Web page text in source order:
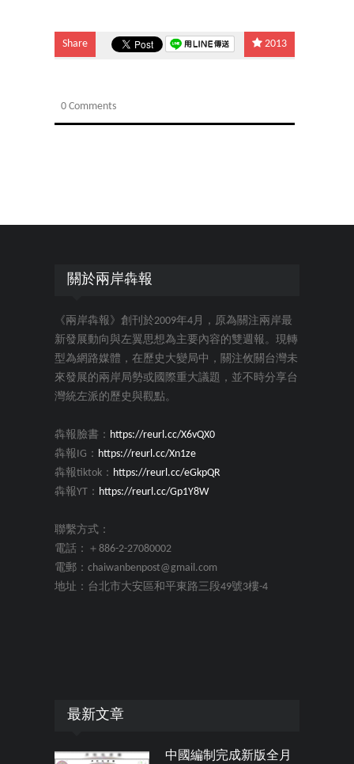
Share 2013
0 Comments
關於兩岸犇報
《兩岸犇報》創刊於2009年4月，原為關注兩岸最
新發展動向與左翼思想為主要內容的雙週報。現轉
型為網路媒體，在歷史大變局中，關注攸關台灣未
來發展的兩岸局勢或國際重大議題，並不時分享台
灣統左派的歷史與觀點。
犇報臉書： https://reurl.cc/X6vQX0
犇報IG： https://reurl.cc/Xn1ze
犇報tiktok： https://reurl.cc/eGkpQR
犇報YT： https://reurl.cc/Gp1Y8W
聯繫方式：
電話：＋886-2-27080002
電郵：chaiwanbenpost@gmail.com
地址：台北市大安區和平東路三段49號3樓-4
最新文章
中國編制完成新版全月